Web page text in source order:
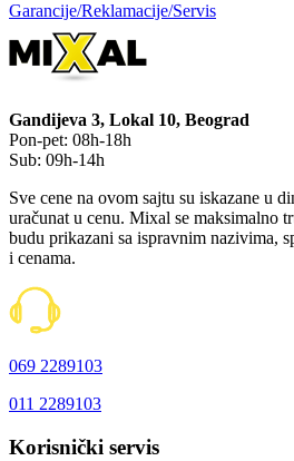
Garancije/Reklamacije/Servis
Gandijeva 3, Lokal 10, Beograd
Pon-pet: 08h-18h
Sub: 09h-14h
Sve cene na ovom sajtu su iskazane u
uračunat u cenu. Mixal se maksimalno
budu prikazani sa ispravnim nazivima,
i cenama.
069 2289103
011 2289103
Korisnički servis